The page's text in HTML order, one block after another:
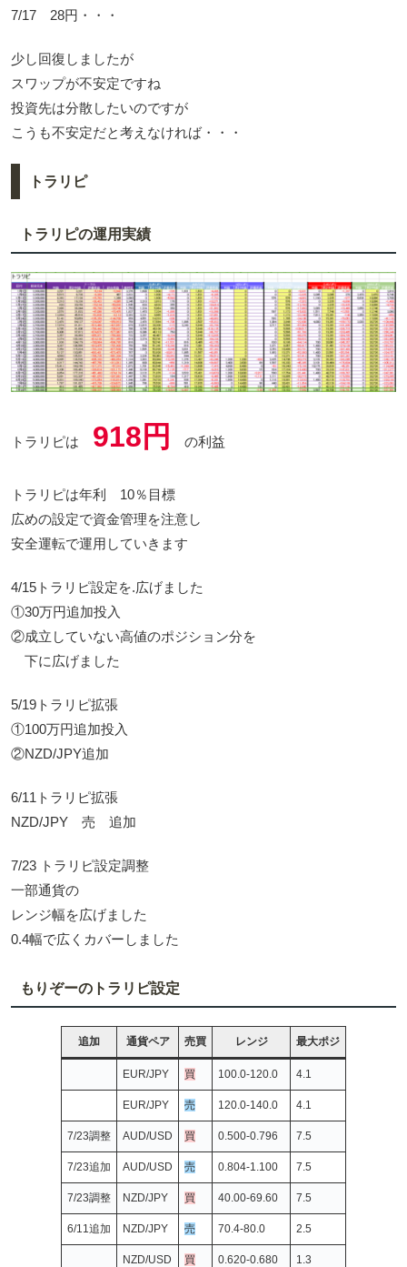
7/17 28円・・・
少し回復しましたが
スワップが不安定ですね
投資先は分散したいのですが
こうも不安定だと考えなければ・・・
トラリピ
トラリピの運用実績
トラリピは 918円 の利益
トラリピは年利 10％目標
広めの設定で資金管理を注意し
安全運転で運用していきます
4/15トラリピ設定を.広げました
①30万円追加投入
②成立していない高値のポジション分を
下に広げました
5/19トラリピ拡張
①100万円追加投入
②NZD/JPY追加
6/11トラリピ拡張
NZD/JPY 売 追加
7/23 トラリピ設定調整
一部通貨の
レンジ幅を広げました
0.4幅で広くカバーしました
もりぞーのトラリピ設定
追加 通貨ペア 売買 レンジ 最大ポジ
EUR/JPY 買 100.0-120.0 4.1
EUR/JPY 売 120.0-140.0 4.1
7/23調整 AUD/USD 買 0.500-0.796 7.5
7/23追加 AUD/USD 売 0.804-1.100 7.5
7/23調整 NZD/JPY 買 40.00-69.60 7.5
6/11追加 NZD/JPY 売 70.4-80.0 2.5
NZD/USD 買 0.620-0.680 1.3